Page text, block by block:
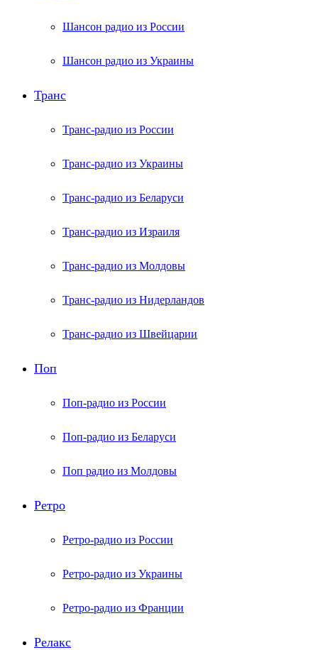
Шансон радио из России
Шансон радио из Украины
Транс
Транс-радио из России
Транс-радио из Украины
Транс-радио из Беларуси
Транс-радио из Израиля
Транс-радио из Молдовы
Транс-радио из Нидерландов
Транс-радио из Швейцарии
Поп
Поп-радио из России
Поп-радио из Беларуси
Поп радио из Молдовы
Ретро
Ретро-радио из России
Ретро-радио из Украины
Ретро-радио из Франции
Релакс